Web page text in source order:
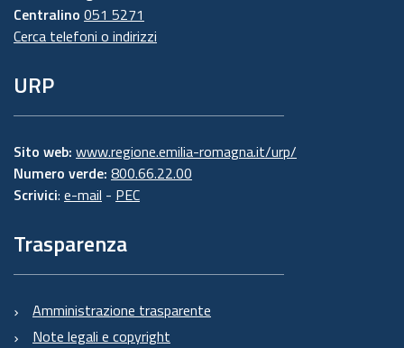
Centralino 051 5271
Cerca telefoni o indirizzi
URP
Sito web: www.regione.emilia-romagna.it/urp/
Numero verde: 800.66.22.00
Scrivici: e-mail - PEC
Trasparenza
Amministrazione trasparente
Note legali e copyright